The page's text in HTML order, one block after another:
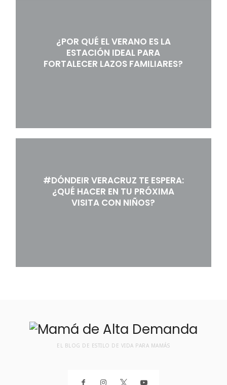
¿POR QUÉ EL VERANO ES LA
ESTACIÓN IDEAL PARA
FORTALECER LAZOS FAMILIARES?
#DÓNDEIR VERACRUZ TE ESPERA:
¿QUÉ HACER EN TU PRÓXIMA
VISITA CON NIÑOS?
EL BLOG DE ESTILO DE VIDA PARA MAMÁS